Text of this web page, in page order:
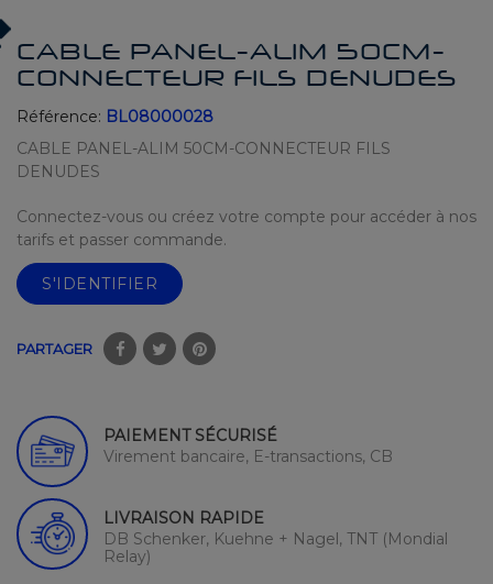
CABLE PANEL-ALIM 50CM-
CONNECTEUR FILS DENUDES
Référence: BL08000028
CABLE PANEL-ALIM 50CM-CONNECTEUR FILS
DENUDES
Connectez-vous ou créez votre compte pour accéder à nos
tarifs et passer commande.
S'IDENTIFIER
PARTAGER
PAIEMENT SÉCURISÉ
Virement bancaire, E-transactions, CB
LIVRAISON RAPIDE
DB Schenker, Kuehne + Nagel, TNT (Mondial
Relay)